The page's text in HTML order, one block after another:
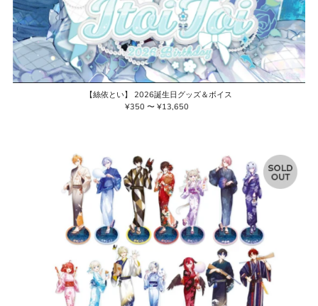
【絲依とい】 2026誕生日グッズ＆ボイス
通
¥350 〜 ¥13,650